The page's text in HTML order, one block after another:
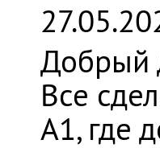
Добрый
Все
A1, где